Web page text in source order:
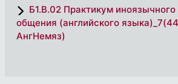
Б1.В.02 Практикум иноязычного
общения (английского
АнгНемяз)